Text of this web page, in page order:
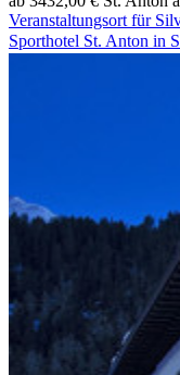
Veranstaltungsort für
Sporthotel St. Anton in